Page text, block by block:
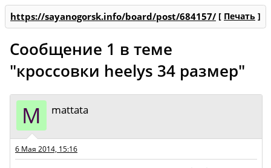
[ Печать ]
https://sayanogorsk.info/board/post/684157/
Сообщение 1 в теме
"кроссовки heelys 34 размер"
M mattata
6 Мая 2014, 15:16